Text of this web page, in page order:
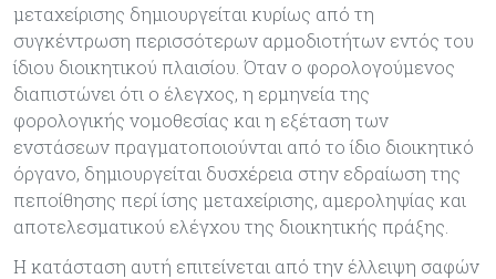
μεταχείρισης δημιουργείται κυρίως από τη
συγκέντρωση περισσότερων αρμοδιοτήτων εντός του
ίδιου διοικητικού πλαισίου. Όταν ο φορολογούμενος
διαπιστώνει ότι ο έλεγχος, η ερμηνεία της
φορολογικής νομοθεσίας και η εξέταση των
ενστάσεων πραγματοποιούνται από το ίδιο διοικητικό
όργανο, δημιουργείται δυσχέρεια στην εδραίωση της
πεποίθησης περί ίσης μεταχείρισης, αμεροληψίας και
αποτελεσματικού ελέγχου της διοικητικής πράξης.
Η κατάσταση αυτή επιτείνεται από την έλλειψη σαφών